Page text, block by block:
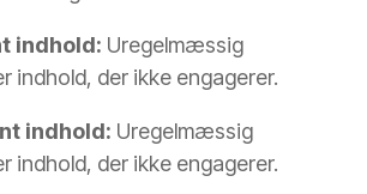
indhold: Uregelmæssig
indhold, der ikke engagerer.
indhold: Uregelmæssig
indhold, der ikke engagerer.